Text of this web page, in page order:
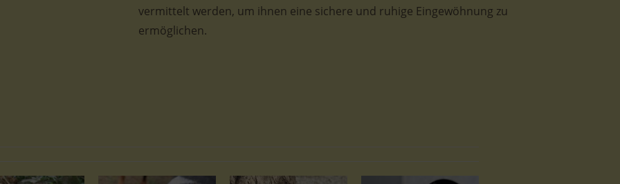
vermittelt werden, um ihnen eine sichere und ruhige Eingewöhnung zu
ermöglichen.